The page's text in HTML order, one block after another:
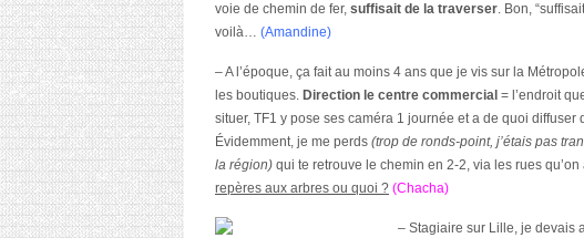
voie de chemin de fer, suffisait de la traverser. Bon,
voilà… (Amandine)
– A l’époque, ça fait au moins 4 ans que je vis sur la
les boutiques. Direction le centre commercial = l’endroit
situer, TF1 y pose ses caméra 1 journée et a de quoi diffuser
Évidemment, je me perds (trop de ronds-point, j’étais pas
la région) qui te retrouve le chemin en 2-2, via les rues
repères aux arbres ou quoi ? (Chacha)
– Stagiaire sur Lille, je devais